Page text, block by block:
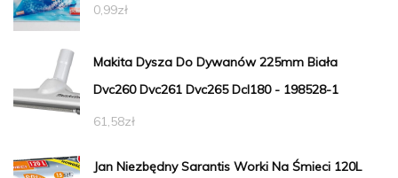
0,99zł
Makita Dysza Do Dywanów 225mm Biała
Dvc260 Dvc261 Dvc265 Dcl180 - 198528-1
61,58zł
Jan Niezbędny Sarantis Worki Na Śmieci 120L